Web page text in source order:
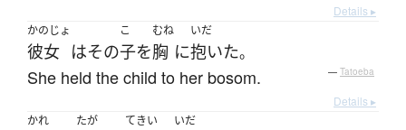
Details ▸
かのじょ
彼女 はその
こ
子を
むね
胸 に
いだ
抱いた。
She held the child to her bosom. — Tatoeba
Details ▸
かれ
たが てきい いだ